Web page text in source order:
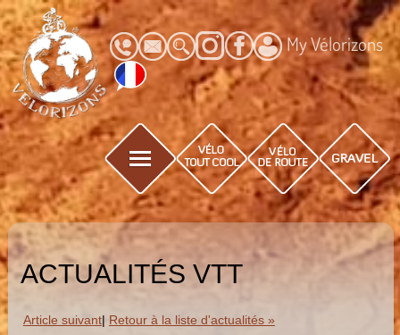
My Vélorizons
ACTUALITÉS VTT
Article suivant| Retour à la liste d'actualités »